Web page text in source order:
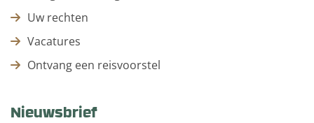
Uw rechten
Vacatures
Ontvang een reisvoorstel
Nieuwsbrief